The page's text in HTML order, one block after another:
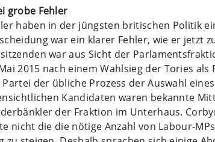
grobe Fehler
haben in der jüngsten britischen Politik
war ein klarer Fehler, wie er jetzt
war aus Sicht der
2015 nach einem Wahlsieg der Tories
Partei der übliche Prozess der Auswahl
Kandidaten waren bekannte
der Fraktion im Unterhaus.
nicht die die nötige Anzahl von Labour-